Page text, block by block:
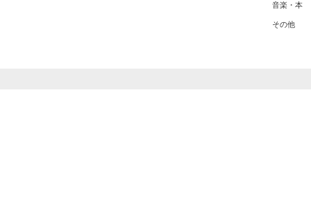
音楽・本
その他